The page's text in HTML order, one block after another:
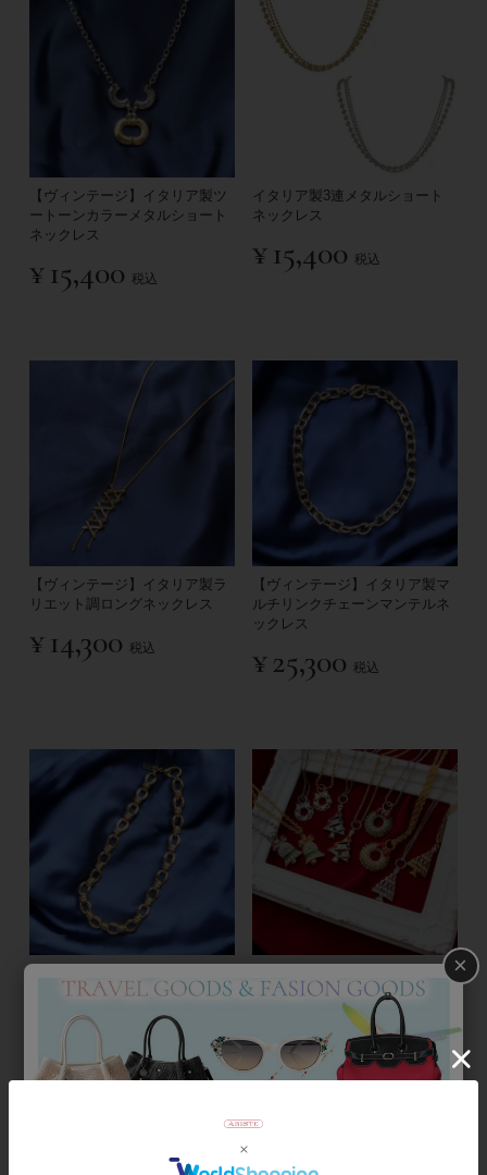
【ヴィンテージ】イタリア製ツ
ートーンカラーメタルショート
ネックレス
¥ 15,400 税込
イタリア製3連メタルショート
ネックレス
¥ 15,400 税込
【ヴィンテージ】イタリア製ラ
リエット調ロングネックレス
¥ 14,300 税込
【ヴィンテージ】イタリア製マ
ルチリンクチェーンマンテルネ
ックレス
¥25,300 税込
ェーンネックレス
29,700 税込
アメリカ製クリスマスモチーフ
ヴィンテージチャームネックレ
¥ 8,800 税込
×